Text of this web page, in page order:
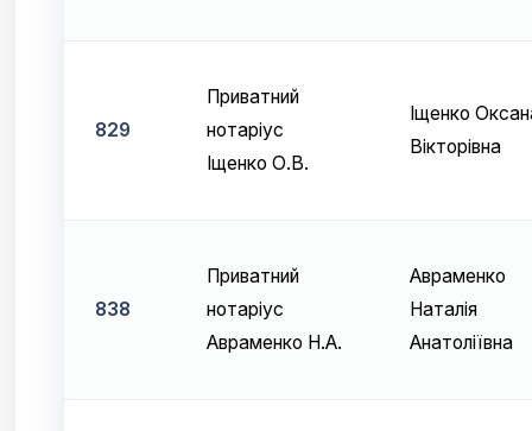
829
Приватний
нотаріус
Іщенко О.В.
Іщенко
Вікторівна
838
Приватний
нотаріус
Авраменко Н.А.
Авраменко
Наталія
Анатоліївна